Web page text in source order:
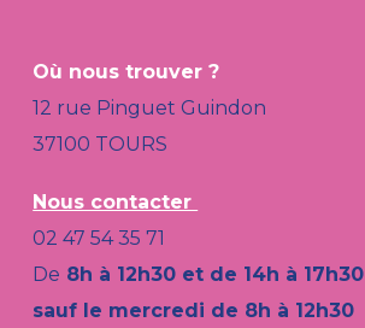
Où nous trouver ?
12 rue Pinguet Guindon
37100 TOURS
Nous contacter
02 47 54 35 71
De 8h à 12h30 et de 14h à 17h30
sauf le mercredi de 8h à 12h30